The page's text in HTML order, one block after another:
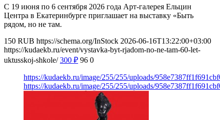
С 19 июня по 6 сентября 2026 года Арт-галерея Ельцин
Центра в Екатеринбурге приглашает на выставку «Быть
рядом, но не там.
150 RUB https://schema.org/InStock 2026-06-16T13:22:00+03:00
https://kudaekb.ru/event/vystavka-byt-rjadom-no-ne-tam-60-let-
uktusskoj-shkole/ 300 ₽ 96 0
https://kudaekb.ru/image/255/255/uploads/
https://kudaekb.ru/image/255/255/uploads/